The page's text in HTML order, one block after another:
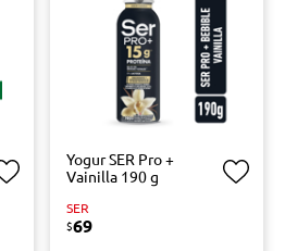
Yogur SER Pro +
Vainilla 190 g
SER
$69